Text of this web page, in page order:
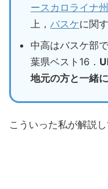
ースカロライナ
上， バスケに関
中高はバスケ部
葉県ベスト16．
地元の方と一緒
こういった私が解説し